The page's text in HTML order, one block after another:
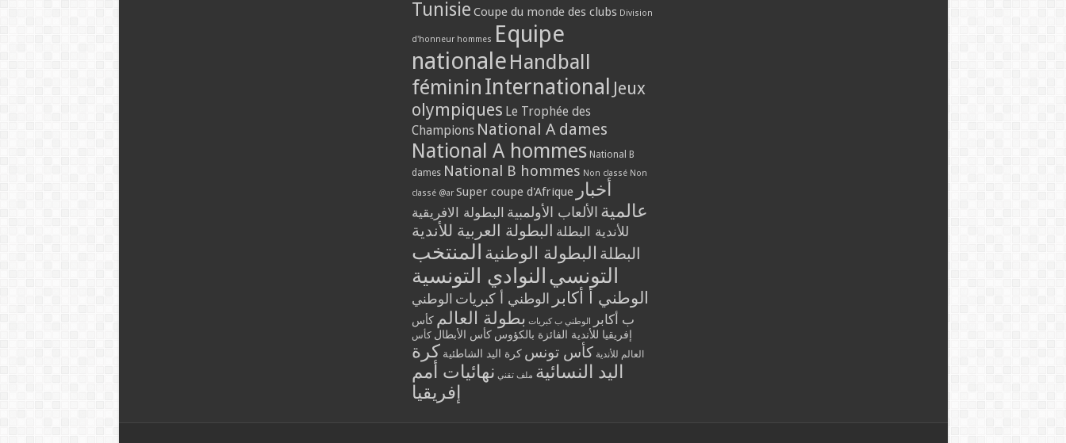
Tunisie Coupe du monde des clubs Division
d'honneur hommes Equipe
nationale Handball
féminin International Jeux
olympiques Le Trophée des
Champions National A dames
National A hommes National B
dames National B hommes Non classé Non
classé @ar Super coupe d'Afrique أخبار
عالمية الألعاب الأولمبية البطولة الافريقية
للأندية البطلة البطولة العربية للأندية
البطلة البطولة الوطنية المنتخب
التونسي النوادي التونسية
الوطني أ أكابر الوطني أ كبريات الوطني
ب أكابر
الوطني ب كبريات بطولة العالم كأس
إفريقيا للأندية الفائزة بالكؤوس كأس الأبطال كأس
العالم للأندية كأس تونس كرة اليد الشاطئية كرة
اليد النسائية ملف تقني نهائيات أمم
إفريقيا